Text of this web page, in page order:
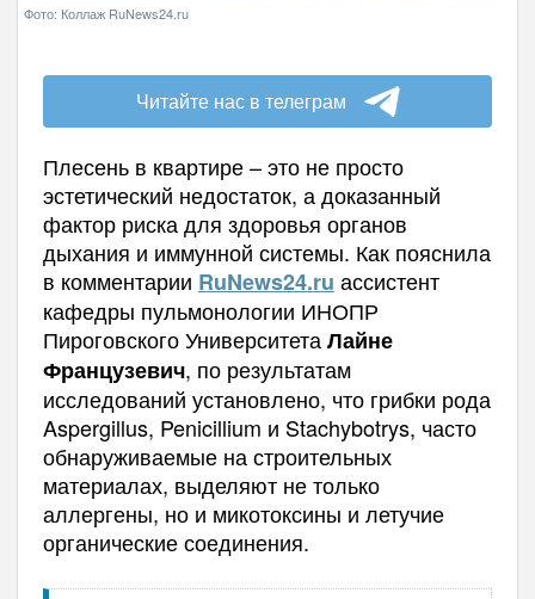
Фото: Коллаж RuNews24.ru
Читайте нас в телеграм
Плесень в квартире – это не просто
эстетический недостаток, а доказанный
фактор риска для здоровья органов
дыхания и иммунной системы. Как пояснила
в комментарии RuNews24.ru ассистент
кафедры пульмонологии ИНОПР
Пироговского УниверситетаЛайне
Французевич, по результатам
исследований установлено, что грибки рода
Aspergillus, Penicillium и Stachybotrys, часто
обнаруживаемые на строительных
материалах, выделяют не только
аллергены, но и микотоксины и летучие
органические соединения.